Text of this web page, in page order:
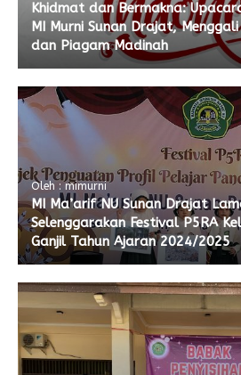
Khidmat dan Bermakna:
MI Murni Sunan Drajat,
dan Piagam Madinah
Oleh : mimurni
MI Ma’arif NU Sunan Drajat
Selenggarakan Festival P5RA
Ganjil Tahun Ajaran 2024/2025